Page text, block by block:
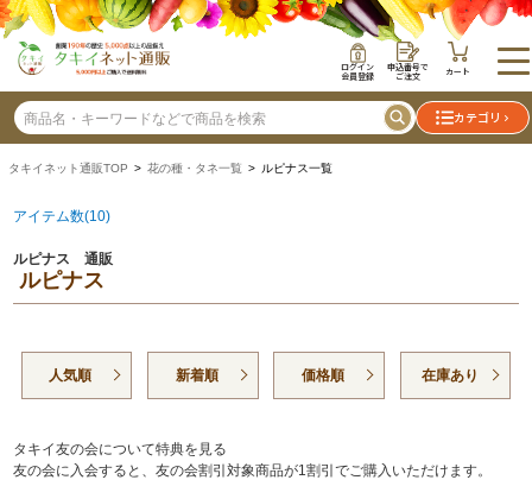
ログイン
会員登録
申込番号で
ご注文 カート
カテゴリ
タキイネット通販TOP > 花の種・タネ一覧 > ルピナス一覧
アイテム数(10)
ルピナス 通販
ルピナス
人気順 新着順 価格順 在庫あり
タキイ友の会について特典を見る
友の会に入会すると、友の会割引対象商品が1割引でご購入いただけます。